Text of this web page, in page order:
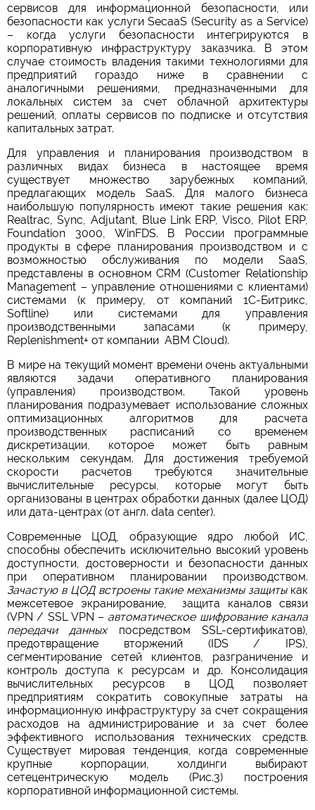
сервисов для информационной безопасности, или
безопасности как услуги SecaaS (Security as a Service)
– когда услуги безопасности интегрируются в
корпоративную инфраструктуру заказчика. В этом
случае стоимость владения такими технологиями для
предприятий гораздо ниже в сравнении с
аналогичными решениями, предназначенными для
локальных систем за счет облачной архитектуры
решений, оплаты сервисов по подписке и отсутствия
капитальных затрат.
Для управления и планирования производством в
различных видах бизнеса в настоящее время
существует множество зарубежных компаний,
предлагающих модель SaaS. Для малого бизнеса
наибольшую популярность имеют такие решения как:
Realtrac, Sync, Adjutant, Blue Link ERP, Visco, Pilot ERP,
Foundation 3000, WinFDS. В России программные
продукты в сфере планирования производством и с
возможностью обслуживания по модели SaaS,
представлены в основном CRM (Customer Relationship
Management – управление отношениями с клиентами)
системами (к примеру, от компаний 1С-Битрикс,
Softline) или системами для управления
производственными запасами (к примеру,
Replenishment+ от компании ABM Cloud).
В мире на текущий момент времени очень актуальными
являются задачи оперативного планирования
(управления) производством. Такой уровень
планирования подразумевает использование сложных
оптимизационных алгоритмов для расчета
производственных расписаний со временем
дискретизации, которое может быть равным
нескольким секундам. Для достижения требуемой
скорости расчетов требуются значительные
вычислительные ресурсы, которые могут быть
организованы в центрах обработки данных (далее ЦОД)
или дата-центрах (от англ. data center).
Современные ЦОД, образующие ядро любой ИС,
способны обеспечить исключительно высокий уровень
доступности, достоверности и безопасности данных
при оперативном планировании производством.
Зачастую в ЦОД встроены такие механизмы защитыкак
межсетевое экранирование, защита каналов связи
(VPN / SSL VPN – автоматическое шифрование канала
передачи данныхпосредством SSL-сертификатов),
предотвращение вторжений (IDS / IPS),
сегментирование сетей клиентов, разграничение и
контроль доступа к ресурсам и др. Консолидация
вычислительных ресурсов в ЦОД позволяет
предприятиям сократить совокупные затраты на
информационную инфраструктуру за счет сокращения
расходов на администрирование и за счет более
эффективного использования технических средств.
Существует мировая тенденция, когда современные
крупные корпорации, холдинги выбирают
сетецентрическую модель (Рис.3) построения
корпоративной информационной системы.